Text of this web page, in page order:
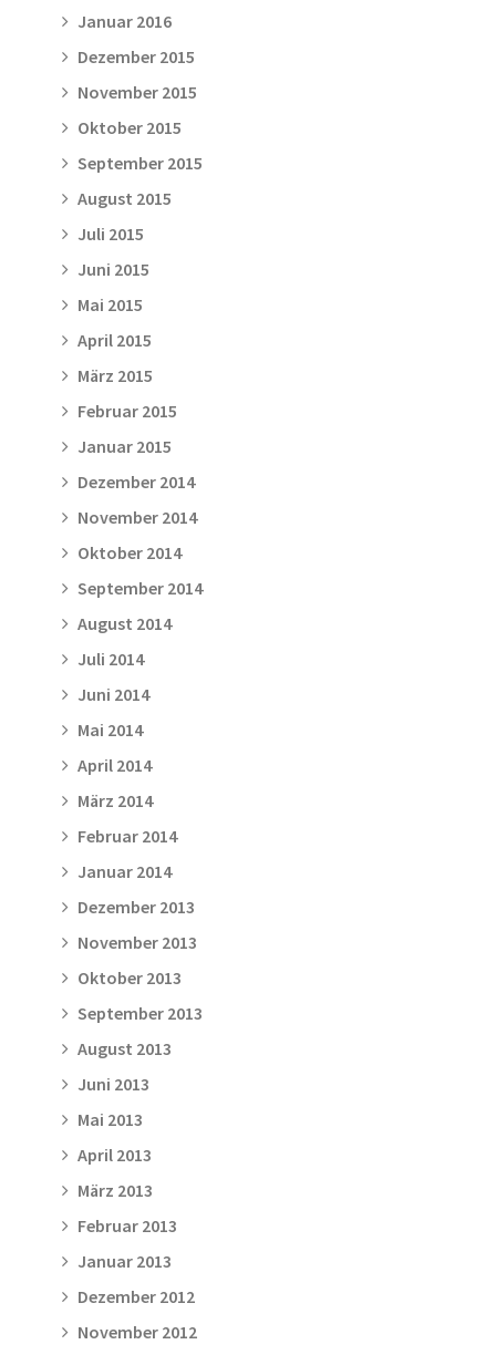
Januar 2016
Dezember 2015
November 2015
Oktober 2015
September 2015
August 2015
Juli 2015
Juni 2015
Mai 2015
April 2015
März 2015
Februar 2015
Januar 2015
Dezember 2014
November 2014
Oktober 2014
September 2014
August 2014
Juli 2014
Juni 2014
Mai 2014
April 2014
März 2014
Februar 2014
Januar 2014
Dezember 2013
November 2013
Oktober 2013
September 2013
August 2013
Juni 2013
Mai 2013
April 2013
März 2013
Februar 2013
Januar 2013
Dezember 2012
November 2012